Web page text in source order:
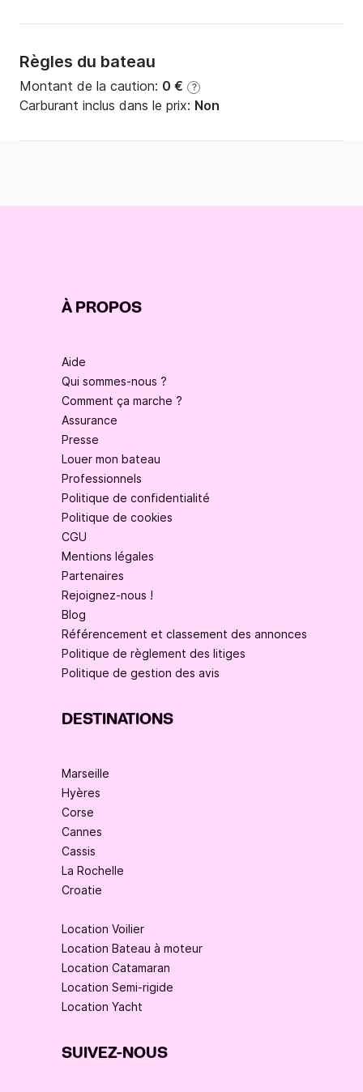
Règles du bateau
Montant de la caution: 0 € ?
Carburant inclus dans le prix: Non
À PROPOS
Aide
Qui sommes-nous ?
Comment ça marche ?
Assurance
Presse
Louer mon bateau
Professionnels
Politique de confidentialité
Politique de cookies
CGU
Mentions légales
Partenaires
Rejoignez-nous !
Blog
Référencement et classement des annonces
Politique de règlement des litiges
Politique de gestion des avis
DESTINATIONS
Marseille
Hyères
Corse
Cannes
Cassis
La Rochelle
Croatie
Location Voilier
Location Bateau à moteur
Location Catamaran
Location Semi-rigide
Location Yacht
SUIVEZ-NOUS